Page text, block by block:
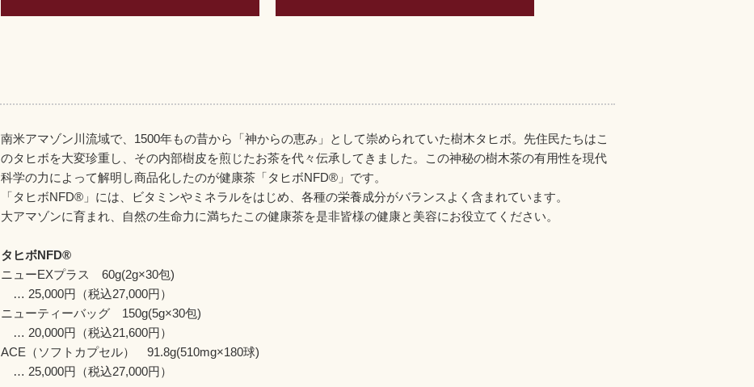
南米アマゾン川流域で、1500年もの昔から「神からの恵み」として崇められていた樹木タヒボ。先住民たちはこ
のタヒボを大変珍重し、その内部樹皮を煎じたお茶を代々伝承してきました。この神秘の樹木茶の有用性を現代
科学の力によって解明し商品化したのが健康茶「タヒボNFD®」です。
「タヒボNFD®」には、ビタミンやミネラルをはじめ、各種の栄養成分がバランスよく含まれています。
大アマゾンに育まれ、自然の生命力に満ちたこの健康茶を是非皆様の健康と美容にお役立てください。
タヒボNFD®
ニューEXプラス 60g(2g×30包)
… 25,000円（税込27,000円）
ニューティーバッグ 150g(5g×30包)
… 20,000円（税込21,600円）
ACE（ソフトカプセル） 91.8g(510mg×180球)
… 25,000円（税込27,000円）